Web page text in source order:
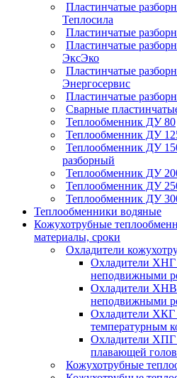
Пластинчатые
Теплосила
Пластинчатые
Пластинчатые
ЭксЭко
Пластинчатые
Энергосервис
Пластинчатые
Сварные
Теплообменник ДУ 80
Теплообменник ДУ
Теплообменник ДУ
разборный
Теплообменник ДУ
Теплообменник ДУ
Теплообменник ДУ
Теплообменники водяные
Кожухотрубные
материалы, сроки
Охладители
Охладители ХНГ
неподвижными
Охладители
неподвижными
Охладители ХКГ
температурным
Охладители ХПГ
плавающей
Кожухотрубные